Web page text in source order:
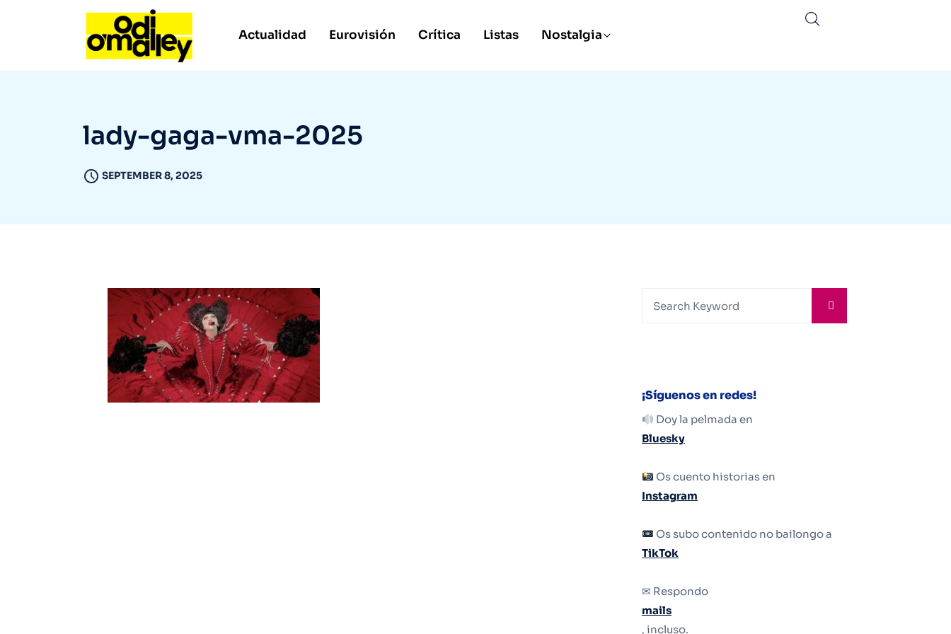
Actualidad Eurovisión Crítica Listas Nostalgia
lady-gaga-vma-2025
SEPTEMBER 8, 2025
¡Síguenos en redes!
Doy la pelmada en
Bluesky
Os cuento historias en
Instagram
Os subo contenido no bailongo a
TikTok
✉ Respondo
mails
, incluso.